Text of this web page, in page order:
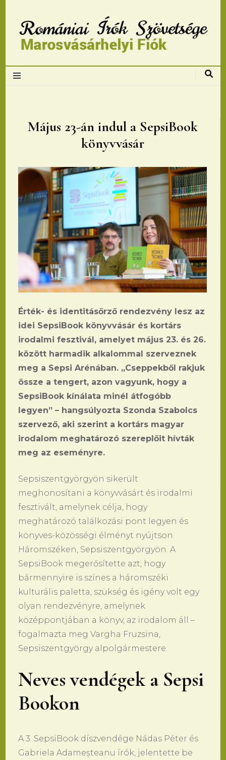
Romániai Írók
Marosvásárhelyi
Május 23-án indul a SepsiBook
könyvvásár
Érték- és identitásőrző rendezvény lesz az
idei SepsiBook könyvvásár és kortárs
irodalmi fesztivál, amelyet május 23. és 26.
között harmadik alkalommal szerveznek
meg a Sepsi Arénában. „Cseppekből rakjuk
össze a tengert, azon vagyunk, hogy a
SepsiBook kínálata minél átfogóbb
legyen” – hangsúlyozta Szonda Szabolcs
szervező, aki szerint a kortárs magyar
irodalom meghatározó szereplőit hívták
meg az eseményre.
Sepsiszentgyörgyön sikerült
meghonosítani a könyvvásárt és irodalmi
fesztivált, amelynek célja, hogy
meghatározó találkozási pont legyen és
könyves-közösségi élményt nyújtson
Háromszéken, Sepsiszentgyörgyön. A
SepsiBook megerősítette azt, hogy
bármennyire is színes a háromszéki
kulturális paletta, szükség és igény volt egy
olyan rendezvényre, amelynek
középpontjában a könyv, az irodalom áll –
fogalmazta meg Vargha Fruzsina,
Sepsiszentgyörgy alpolgármestere.
Neves vendégek a Sepsi
Bookon
A 3. SepsiBook díszvendége Nádas Péter és
Gabriela Adameșteanu írók, jelentette be